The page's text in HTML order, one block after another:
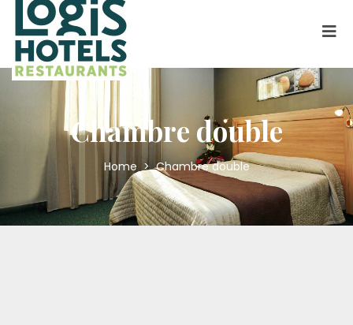
Chambre double
Home >Chambre double